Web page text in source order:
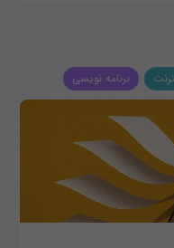
برنامه نویسی